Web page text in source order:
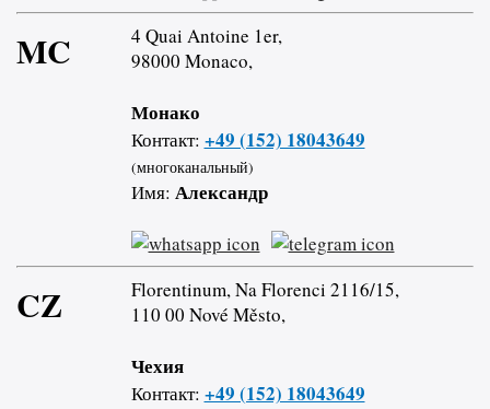
MC
4 Quai Antoine 1er,
98000 Monaco,
Монако
Контакт: +49 (152) 18043649
(многоканальный)
Имя: Александр
CZ
Florentinum, Na Florenci 2116/15,
110 00 Nové Město,
Чехия
Контакт: +49 (152) 18043649